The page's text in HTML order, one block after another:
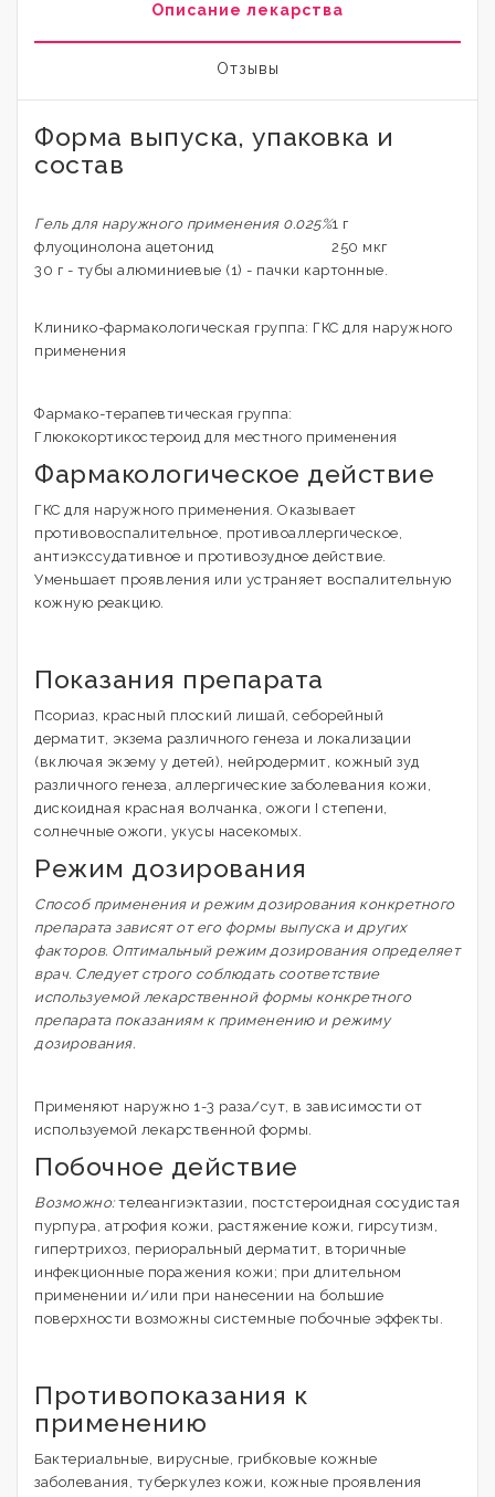
Описание лекарства
Отзывы
Форма выпуска, упаковка и
состав
Гель для наружного применения 0.025%1 г
флуоцинолона ацетонид
250 мкг
30 г - тубы алюминиевые (1) - пачки картонные.
Клинико-фармакологическая группа: ГКС для наружного
применения
Фармако-терапевтическая группа:
Глюкокортикостероид для местного применения
Фармакологическое действие
ГКС для наружного применения. Оказывает
противовоспалительное, противоаллергическое,
антиэкссудативное и противозудное действие.
Уменьшает проявления или устраняет воспалительную
кожную реакцию.
Показания препарата
Псориаз, красный плоский лишай, себорейный
дерматит, экзема различного генеза и локализации
(включая экзему у детей), нейродермит, кожный зуд
различного генеза, аллергические заболевания кожи,
дискоидная красная волчанка, ожоги I степени,
солнечные ожоги, укусы насекомых.
Режим дозирования
Способ применения и режим дозирования конкретного
препарата зависят от его формы выпуска и других
факторов. Оптимальный режим дозирования определяет
врач. Следует строго соблюдать соответствие
используемой лекарственной формы конкретного
препарата показаниям к применению и режиму
дозирования.
Применяют наружно 1-3 раза/сут, в зависимости от
используемой лекарственной формы.
Побочное действие
Возможно:телеангиэктазии, постстероидная сосудистая
пурпура, атрофия кожи, растяжение кожи, гирсутизм,
гипертрихоз, периоральный дерматит, вторичные
инфекционные поражения кожи; при длительном
применении и/или при нанесении на большие
поверхности возможны системные побочные эффекты.
Противопоказания к
применению
Бактериальные, вирусные, грибковые кожные
заболевания, туберкулез кожи, кожные проявления